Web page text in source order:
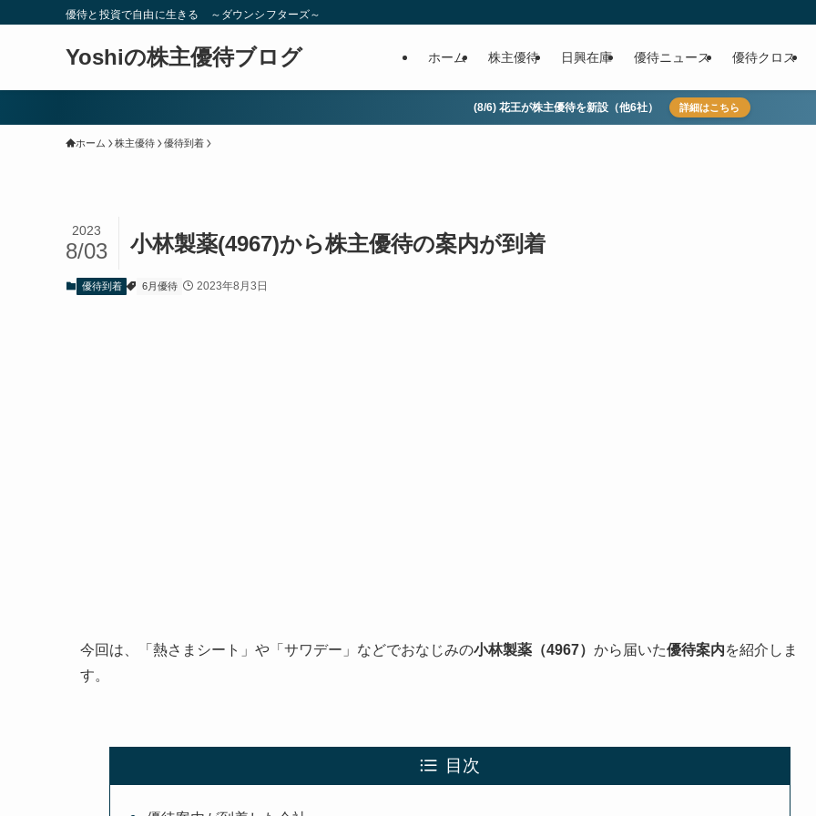
優待と投資で自由に生きる ～ダウンシフターズ～
Yoshiの株主優待ブログ ホーム 株主優待 日興在庫 優待ニュース 優待クロス
(8/6) 花王が株主優待を新設（他6社） 詳細はこちら
ホーム 株主優待 優待到着
小林製薬(4967)から株主優待の案内が到着
2023
8/03
優待到着 6月優待 2023年8月3日
今回は、「熱さまシート」や「サワデー」などでおなじみの小林製薬（4967） から届いた優待案内を紹介しま
す。
目次